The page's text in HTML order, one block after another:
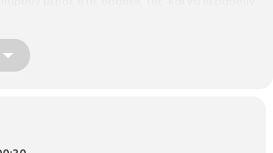
ώρα 11.00- 12.30 το πρωί
σε όλο τον κόσμο.
για να σώσουν τις μέλισσες από